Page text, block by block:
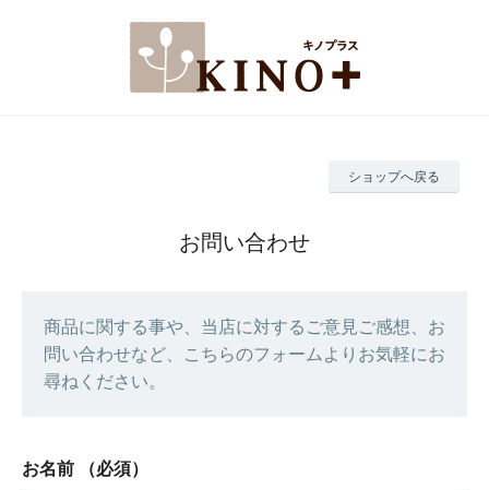
ショップへ戻る
お問い合わせ
商品に関する事や、当店に対するご意見ご感想、お
問い合わせなど、こちらのフォームよりお気軽にお
尋ねください。
お名前 （必須）